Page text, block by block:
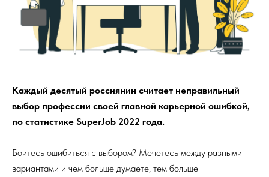
Каждый десятый россиянин считает неправильный
выбор профессии своей главной карьерной ошибкой,
по статистике SuperJob 2022 года.
Боитесь ошибиться с выбором? Мечетесь между разными
вариантами и чем больше думаете, тем больше